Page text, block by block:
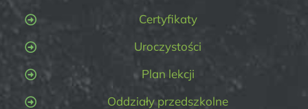
Certyfikaty
Uroczystości
Plan lekcji
Oddziały przedszkolne